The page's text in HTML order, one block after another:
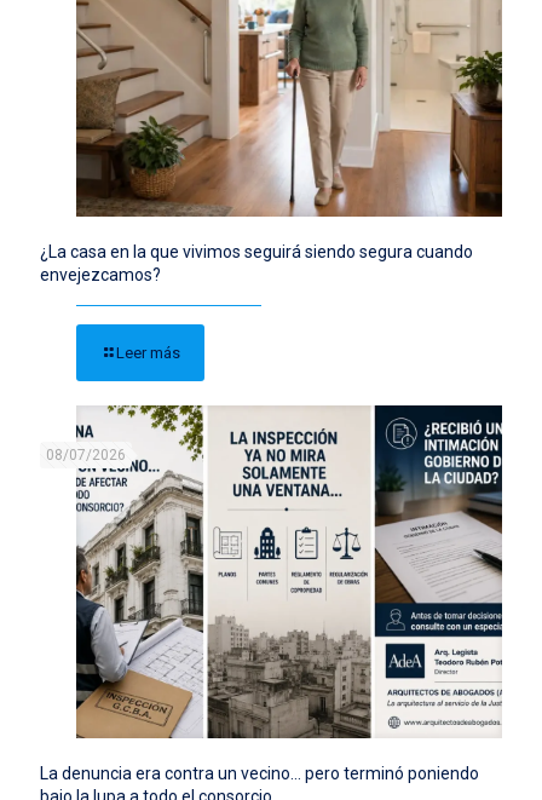
¿La casa en la que vivimos seguirá siendo segura cuando
envejezcamos?
Leer más
08/07/2026
La denuncia era contra un vecino… pero terminó poniendo